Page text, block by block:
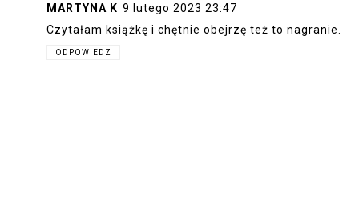
MARTYNA K 9 lutego 2023 23:47
Czytałam książkę i chętnie obejrzę też to nagranie.
ODPOWIEDZ